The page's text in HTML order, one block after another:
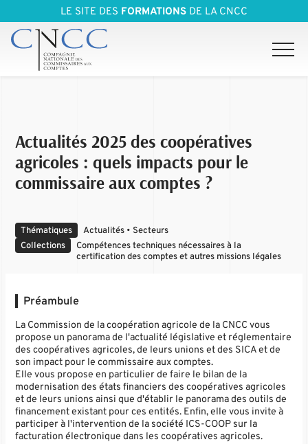
LE SITE DES FORMATIONS DE LA CNCC
Actualités 2025 des coopératives
agricoles : quels impacts pour le
commissaire aux comptes ?
Thématiques
Actualités • Secteurs
Collections
Compétences techniques nécessaires à la
certification des comptes et autres missions légales
Préambule
La Commission de la coopération agricole de la CNCC vous
propose un panorama de l'actualité législative et réglementaire
des coopératives agricoles, de leurs unions et des SICA et de
son impact pour le commissaire aux comptes.
Elle vous propose en particulier de faire le bilan de la
modernisation des états financiers des coopératives agricoles
et de leurs unions ainsi que d'établir le panorama des outils de
financement existant pour ces entités. Enfin, elle vous invite à
participer à l'intervention de la société ICS-COOP sur la
facturation électronique dans les coopératives agricoles.